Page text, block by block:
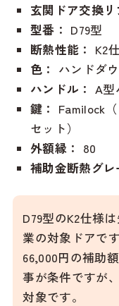
玄関ドア交換リ
型番： D79型
断熱性能： K2
色： ハンドダ
ハンドル： A型
鍵： Familock
セット）
外額縁： 80
補助金断熱グレ
D79型のK2仕様
業の対象ドアで
66,000円の補助
事が条件ですが
対象です。